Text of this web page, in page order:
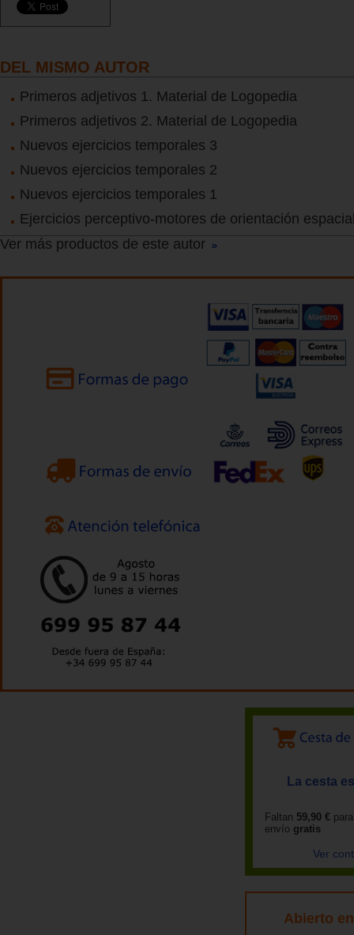
DEL MISMO AUTOR
Primeros adjetivos 1. Material de Logopedia
Primeros adjetivos 2. Material de Logopedia
Nuevos ejercicios temporales 3
Nuevos ejercicios temporales 2
Nuevos ejercicios temporales 1
Ejercicios perceptivo-motores de orientación
Ver más productos de este autor
La cesta
Faltan 59,90 €
envío gratis
Ver
Abierto